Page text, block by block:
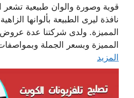
قوية وصورة والوان طبيعية
نافذة ليرى الطبيعة بألوانها
المميزة. ولدى شركتنا عدة
المميزة وبسعر الجملة
المزيد